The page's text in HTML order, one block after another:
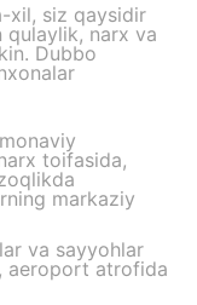
xil, siz qaysidir
qulaylik, narx va
Dubbo
toifasida,
markaziy
va sayyohlar
aeroport atrofida